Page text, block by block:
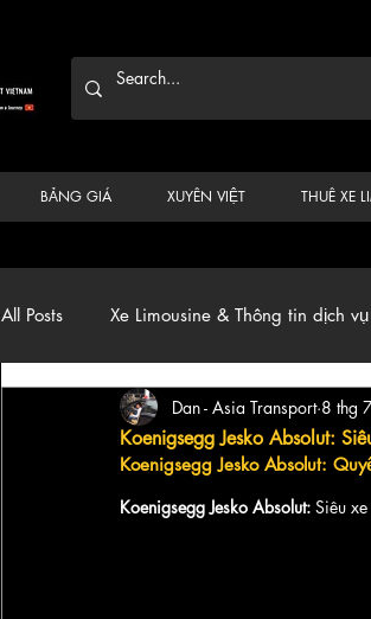
BẢNG GIÁ XUYÊN VIỆT THUÊ XE
All Posts Xe Limousine & Thông tin dịch vụ
Thương hiệu, du lịch, Xe, điểm đến
Koenigsegg Jesko Absolut:
Dan - Asia Transport 8 thg
Koenigsegg Jesko Absolut:
Koenigsegg Jesko Absolut: Siêu